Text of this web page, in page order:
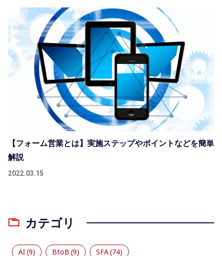
【フォーム営業とは】実施ステップやポイントなどを簡単
解説
2022.03.15
カテゴリ
AI(9) BtoB (9) SFA(74)